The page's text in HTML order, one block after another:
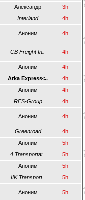
Александр 3h
Interland 4h
Аноним 4h
CB Freight In.. 4h
Аноним 4h
Arka Express<.. 4h
Аноним 4h
RFS-Group 4h
Аноним 4h
Greenroad 4h
Аноним 5h
4 Transportat.. 5h
Аноним 5h
IIK Transport.. 5h
Аноним 5h